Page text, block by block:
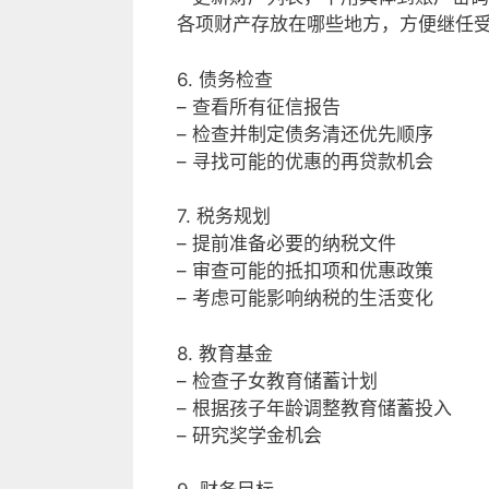
各项财产存放在哪些地方，方便继任
6. 债务检查
– 查看所有征信报告
– 检查并制定债务清还优先顺序
– 寻找可能的优惠的再贷款机会
7. 税务规划
– 提前准备必要的纳税文件
– 审查可能的抵扣项和优惠政策
– 考虑可能影响纳税的生活变化
8. 教育基金
– 检查子女教育储蓄计划
– 根据孩子年龄调整教育储蓄投入
– 研究奖学金机会